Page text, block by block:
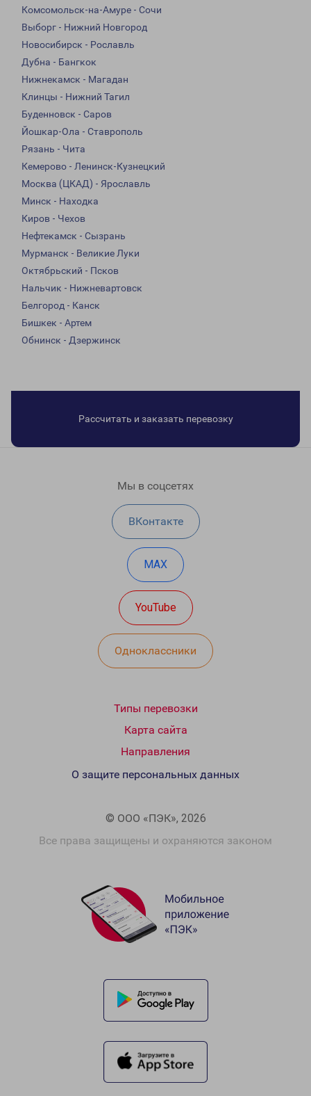
Комсомольск-на-Амуре - Сочи
Выборг - Нижний Новгород
Новосибирск - Рославль
Дубна - Бангкок
Нижнекамск - Магадан
Клинцы - Нижний Тагил
Буденновск - Саров
Йошкар-Ола - Ставрополь
Рязань - Чита
Кемерово - Ленинск-Кузнецкий
Москва (ЦКАД) - Ярославль
Минск - Находка
Киров - Чехов
Нефтекамск - Сызрань
Мурманск - Великие Луки
Октябрьский - Псков
Нальчик - Нижневартовск
Белгород - Канск
Бишкек - Артем
Обнинск - Дзержинск
Рассчитать и заказать перевозку
Мы в соцсетях
ВКонтакте
MAX
YouTube
Одноклассники
Типы перевозки
Карта сайта
Направления
© ООО «ПЭК», 2026
Все права защищены и охраняются законом
О защите персональных данных